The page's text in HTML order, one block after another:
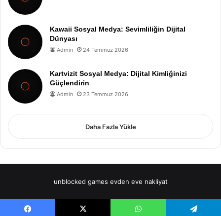
Kawaii Sosyal Medya: Sevimliliğin Dijital
Dünyası
Admin 24 Temmuz 2026
Kartvizit Sosyal Medya: Dijital Kimliğinizi
Güçlendirin
Admin 23 Temmuz 2026
Daha Fazla Yükle
unblocked games evden eve nakliyat